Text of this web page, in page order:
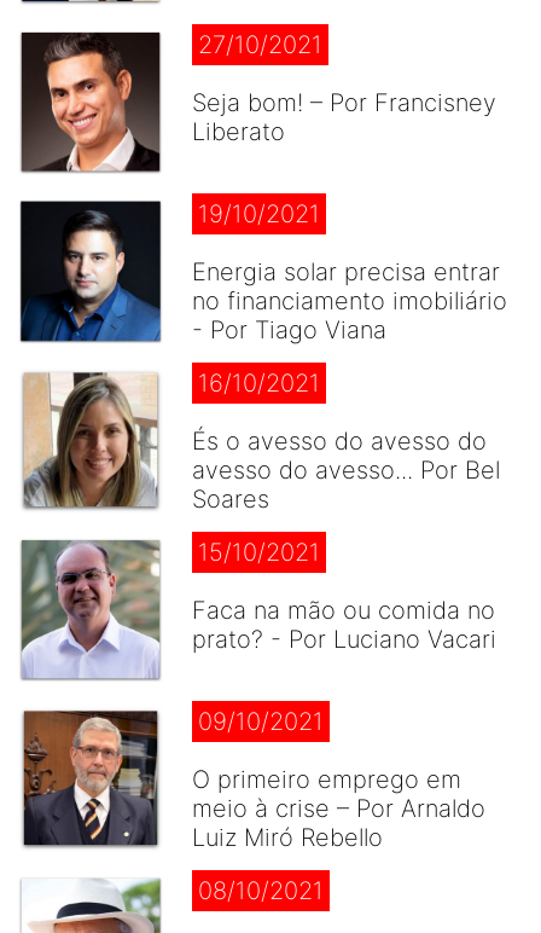
27/10/2021
Seja bom! – Por Francisney
Liberato
19/10/2021
Energia solar precisa entrar
no financiamento imobiliário
- Por Tiago Viana
16/10/2021
És o avesso do avesso do
avesso do avesso... Por Bel
Soares
15/10/2021
Faca na mão ou comida no
prato? - Por Luciano Vacari
09/10/2021
O primeiro emprego em
meio à crise – Por Arnaldo
Luiz Miró Rebello
08/10/2021